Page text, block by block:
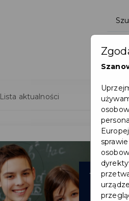
Lista aktualności
19
cze